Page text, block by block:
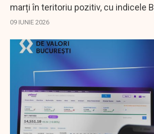
marți în teritoriu pozitiv, cu indicele
cu 0,08%, la peste 30.000 de puncte.
09 IUNIE 2026